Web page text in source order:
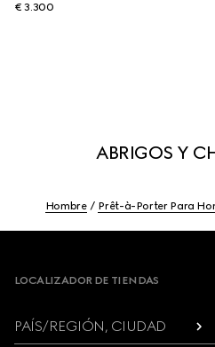
€ 3.300
ABRIGOS Y
Hombre Prêt-à-Porter Para
LOCALIZADOR DE TIENDAS
PAÍS/REGIÓN, CIUDAD